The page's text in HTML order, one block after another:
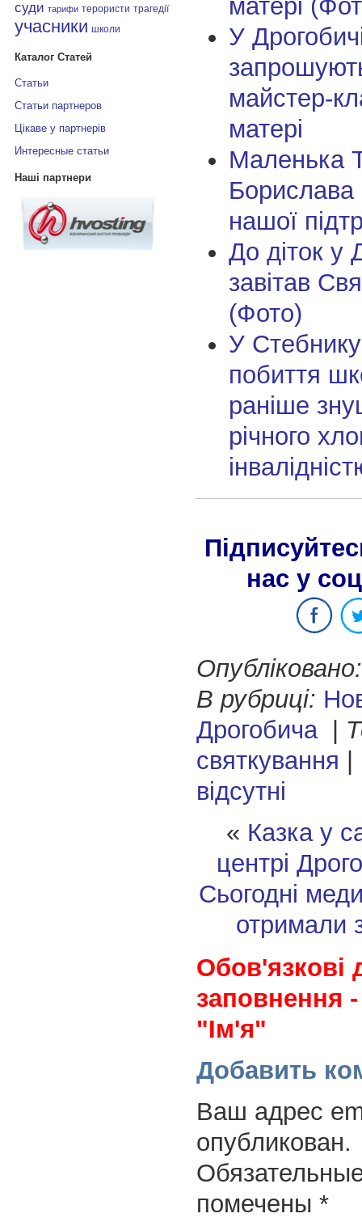
суди тарифи терористи трагедії
учасники школи
Каталог Статей
Статьи
Статьи партнеров
Цікаве у партнерів
Интересные статьи
Наші партнери
матері
У
майстер-
матері
Маленька
Борислава
нашої
До діток у
завітав
(Фото)
У
побиття
раніше
річного
нас у
Опубліковано:
В рубриці:
Дрогобича|
святкування
відсутні
« Казка у
центрі
Сьогодні
отримали
Обов'язкові
заповнення
"Ім'я"
Добавить
Ваш адрес
опубликован.
помечены *